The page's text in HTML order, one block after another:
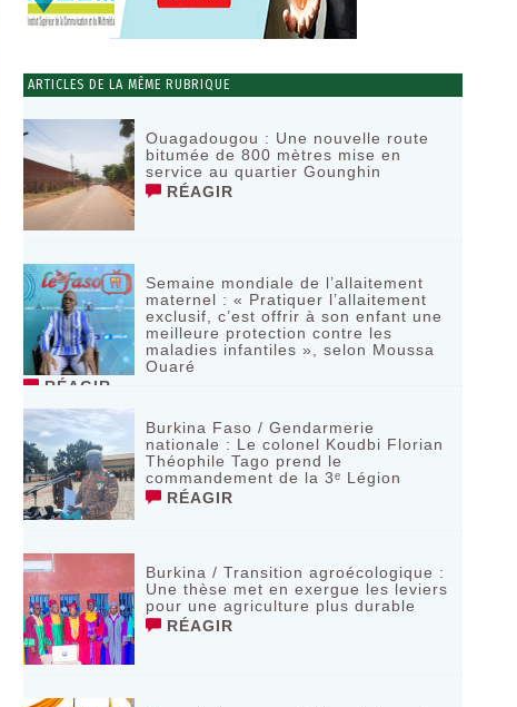
ARTICLES DE LA MÊME RUBRIQUE
Ouagadougou : Une nouvelle route
bitumée de 800 mètres mise en
service au quartier Gounghin
RÉAGIR
Semaine mondiale de l’allaitement
maternel : « Pratiquer l’allaitement
exclusif, c’est offrir à son enfant une
meilleure protection contre les
maladies infantiles », selon Moussa
Ouaré
RÉAGIR
Burkina Faso / Gendarmerie
nationale : Le colonel Koudbi Florian
Théophile Tago prend le
commandement de la 3ᵉ Légion
RÉAGIR
Burkina / Transition agroécologique :
Une thèse met en exergue les leviers
pour une agriculture plus durable
RÉAGIR